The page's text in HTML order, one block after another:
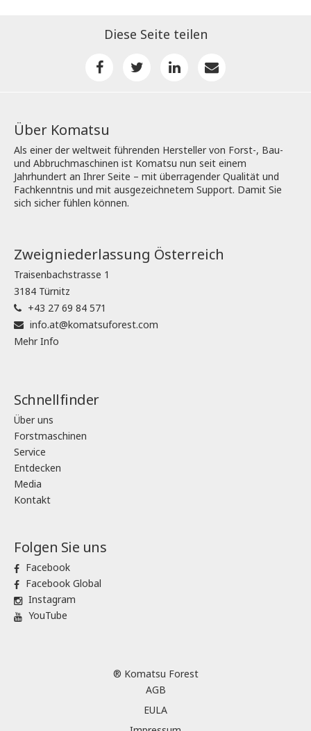
Diese Seite teilen
Über Komatsu
Als einer der weltweit führenden Hersteller von Forst-, Bau-
und Abbruchmaschinen ist Komatsu nun seit einem
Jahrhundert an Ihrer Seite – mit überragender Qualität und
Fachkenntnis und mit ausgezeichnetem Support. Damit Sie
sich sicher fühlen können.
Zweigniederlassung Österreich
Traisenbachstrasse 1
3184 Türnitz
+43 27 69 84 571
info.at@komatsuforest.com
Mehr Info
Schnellfinder
Über uns
Forstmaschinen
Service
Entdecken
Media
Kontakt
Folgen Sie uns
Facebook
Facebook Global
Instagram
YouTube
® Komatsu Forest
AGB
EULA